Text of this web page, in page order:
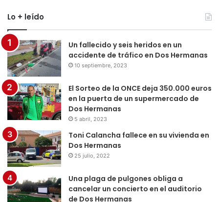
Lo + leído
Un fallecido y seis heridos en un
accidente de tráfico en Dos Hermanas
10 septiembre, 2023
El Sorteo de la ONCE deja 350.000 euros
en la puerta de un supermercado de
Dos Hermanas
5 abril, 2023
Toni Calancha fallece en su vivienda en
Dos Hermanas
25 julio, 2022
Una plaga de pulgones obliga a
cancelar un concierto en el auditorio
de Dos Hermanas